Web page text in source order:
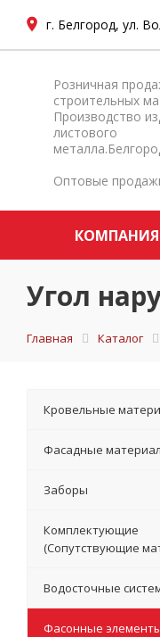
г. Белгород, ул.
Розничная
строительных
Производство
листового
Оптовые
КОМПАНИЯ
Угол
Главная Каталог
Кровельные
Фасадные
Заборы
Комплектующие
(Сопутствующие
Водосточные
Фасонные